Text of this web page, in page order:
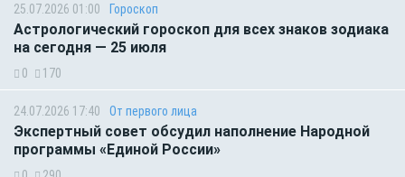
25.07.2026 01:00 Гороскоп
Астрологический гороскоп для всех знаков зодиака
на сегодня — 25 июля
0 170
24.07.2026 17:40 От первого лица
Экспертный совет обсудил наполнение Народной
программы «Единой России»